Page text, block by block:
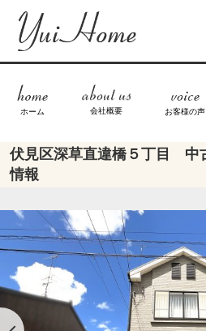
ホーム 会社概要 お客様の声
伏見区深草直違橋５丁目 中
情報